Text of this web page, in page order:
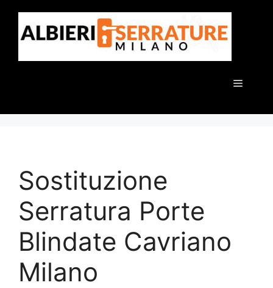
contenuto
Menu
Sostituzione
Serratura Porte
Blindate Cavriano
Milano